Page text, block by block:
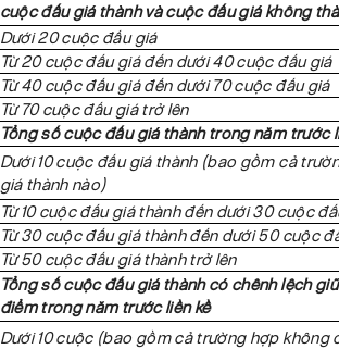
cuộc đấu giá thành và cuộc đấu giá không
Dưới 20 cuộc đấu giá
Từ 20 cuộc đấu giá đến dưới 40 cuộc đấu giá
Từ 40 cuộc đấu giá đến dưới 70 cuộc đấu giá
Từ 70 cuộc đấu giá trở lên
Tổng số cuộc đấu giá thành trong năm trước
Dưới 10 cuộc đấu giá thành (bao gồm cả
giá thành nào)
Từ 10 cuộc đấu giá thành đến dưới 30 cuộc
Từ 30 cuộc đấu giá thành đến dưới 50 cuộc
Từ 50 cuộc đấu giá thành trở lên
Tổng số cuộc đấu giá thành có chênh lệch
điểm trong năm trước liền kề
Dưới 10 cuộc (bao gồm cả trường hợp không